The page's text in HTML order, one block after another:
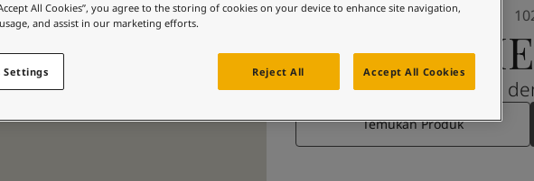
Putih kuning tenang
Temukan Produk
All Cookies”, you agree to the storing of cookies on your device to enhance site navigation,
and assist in our marketing efforts.
Reject All Accept All Cookies
Settings